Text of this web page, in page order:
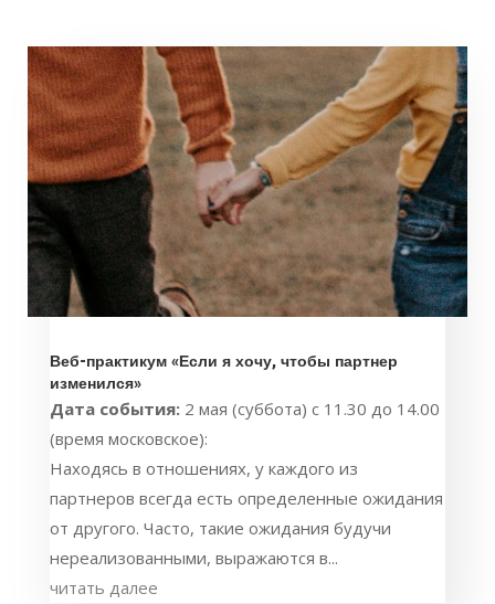
Веб-практикум «Если я хочу, чтобы партнер
изменился»
Дата события: 2 мая (суббота) с 11.30 до 14.00
(время московское):
Находясь в отношениях, у каждого из
партнеров всегда есть определенные ожидания
от другого. Часто, такие ожидания будучи
нереализованными, выражаются в...
читать далее